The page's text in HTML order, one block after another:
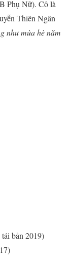
Phụ Nữ). Cô là
Thiên Ngân
như mùa hè năm
bản 2019)